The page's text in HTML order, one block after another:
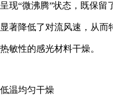
呈现“微沸腾”状态，既保留
显著降低了对流风速，从而
热敏性的感光材料干燥。
低温均匀干燥